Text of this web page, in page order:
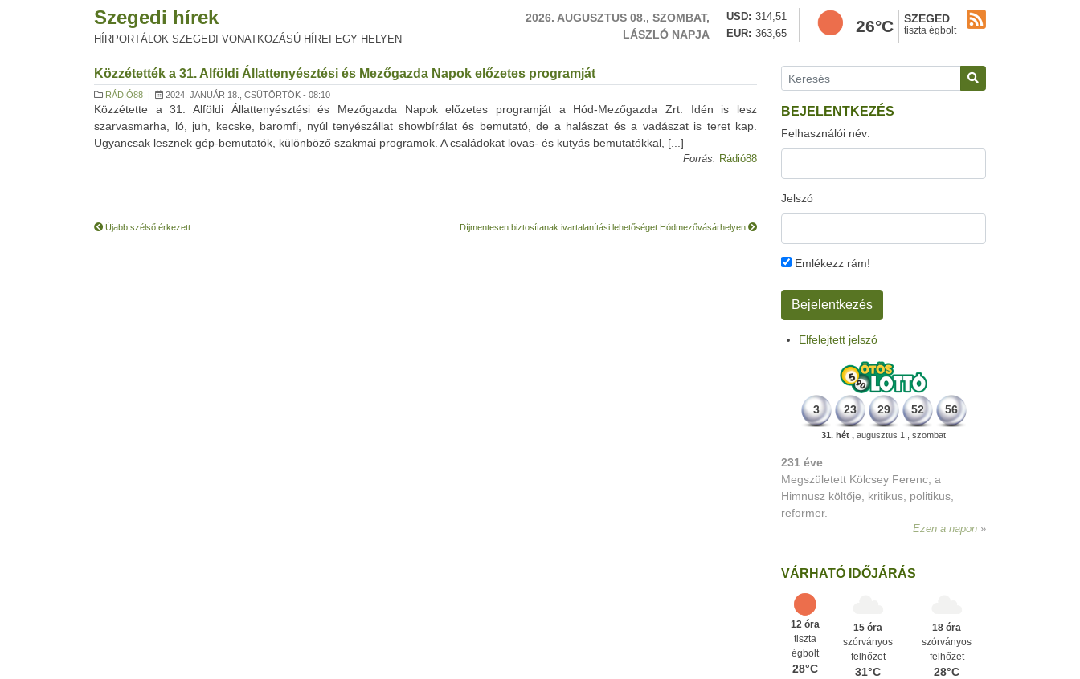
Szegedi hírek
HÍRPORTÁLOK SZEGEDI VONATKOZÁSÚ HÍREI EGY HELYEN
2026. AUGUSZTUS 08., SZOMBAT,
LÁSZLÓ NAPJA
USD
314,51
EUR
363,65 26°C SZEGED
tiszta égbolt
Közzétették a 31. Alföldi Állattenyésztési és Mezőgazda Napok előzetes programját
RÁDIÓ88 | 2024. JANUÁR 18., CSÜTÖRTÖK - 08:10
Közzétette a 31. Alföldi Állattenyésztési és Mezőgazda Napok előzetes programját a Hód-Mezőgazda Zrt. Idén is lesz
szarvasmarha, ló, juh, kecske, baromfi, nyúl tenyészállat showbírálat és bemutató, de a halászat és a vadászat is teret kap.
Ugyancsak lesznek gép-bemutatók, különböző szakmai programok. A családokat lovas- és kutyás bemutatókkal, [...]
Forrás: Rádió88
Újabb szélső érkezett Díjmentesen biztosítanak ivartalanítási lehetőséget Hódmezővásárhelyen
BEJELENTKEZÉS
Felhasználói név:
Jelszó
Emlékezz rám!
Elfelejtett jelszó
3 23 29 52 56
31. hét , augusztus 1., szombat
331 éve
Megszületett Mikes Kelemen
memoáríró, műfordító, a XVIII. századi
magyar prózairodalom legnagyobb
VÁRHATÓ IDŐJÁRÁS
12 óra
tiszta
égbolt
28°C
15 óra
szórványos
felhőzet
31°C
18 óra
szórványos
felhőzet
28°C